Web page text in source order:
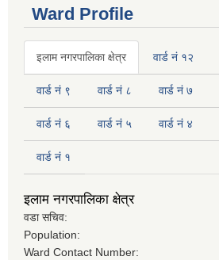
Ward Profile
इलाम नगरपालिका क्षेत्र वार्ड नं १२
वार्ड नं ९ वार्ड नं ८ वार्ड नं ७
वार्ड नं ६ वार्ड नं ५ वार्ड नं ४
वार्ड नं १
इलाम नगरपालिका क्षेत्र
वडा सचिव:
Population:
Ward Contact Number: